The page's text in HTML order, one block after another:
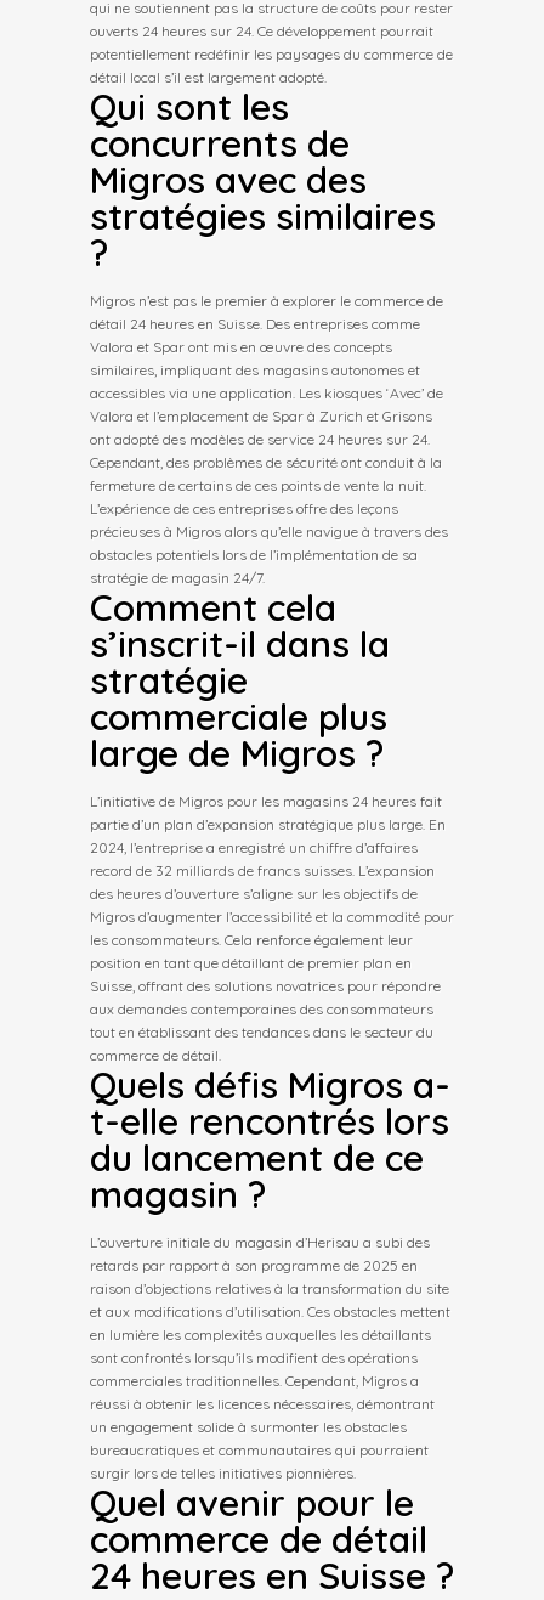
qui ne soutiennent pas la structure de coûts pour rester
ouverts 24 heures sur 24. Ce développement pourrait
potentiellement redéfinir les paysages du commerce de
détail local s’il est largement adopté.
Qui sont les
concurrents de
Migros avec des
stratégies similaires
?
Migros n’est pas le premier à explorer le commerce de
détail 24 heures en Suisse. Des entreprises comme
Valora et Spar ont mis en œuvre des concepts
similaires, impliquant des magasins autonomes et
accessibles via une application. Les kiosques ‘Avec’ de
Valora et l’emplacement de Spar à Zurich et Grisons
ont adopté des modèles de service 24 heures sur 24.
Cependant, des problèmes de sécurité ont conduit à la
fermeture de certains de ces points de vente la nuit.
L’expérience de ces entreprises offre des leçons
précieuses à Migros alors qu’elle navigue à travers des
obstacles potentiels lors de l’implémentation de sa
stratégie de magasin 24/7.
Comment cela
s’inscrit-il dans la
stratégie
commerciale plus
large de Migros ?
L’initiative de Migros pour les magasins 24 heures fait
partie d’un plan d’expansion stratégique plus large. En
2024, l’entreprise a enregistré un chiffre d’affaires
record de 32 milliards de francs suisses. L’expansion
des heures d’ouverture s’aligne sur les objectifs de
Migros d’augmenter l’accessibilité et la commodité pour
les consommateurs. Cela renforce également leur
position en tant que détaillant de premier plan en
Suisse, offrant des solutions novatrices pour répondre
aux demandes contemporaines des consommateurs
tout en établissant des tendances dans le secteur du
commerce de détail.
Quels défis Migros a-
t-elle rencontrés lors
du lancement de ce
magasin ?
L’ouverture initiale du magasin d’Herisau a subi des
retards par rapport à son programme de 2025 en
raison d’objections relatives à la transformation du site
et aux modifications d’utilisation. Ces obstacles mettent
en lumière les complexités auxquelles les détaillants
sont confrontés lorsqu’ils modifient des opérations
commerciales traditionnelles. Cependant, Migros a
réussi à obtenir les licences nécessaires, démontrant
un engagement solide à surmonter les obstacles
bureaucratiques et communautaires qui pourraient
surgir lors de telles initiatives pionnières.
Quel avenir pour le
commerce de détail
24 heures en Suisse ?